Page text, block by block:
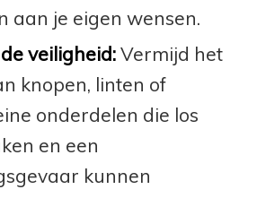
aan je eigen wensen.
veiligheid:Vermijd het
knopen, linten of
onderdelen die los
en een
kunnen